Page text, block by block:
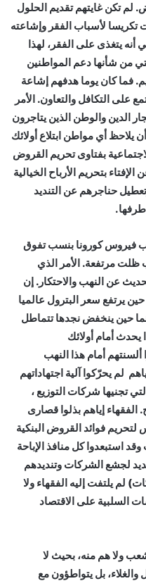
لم تكن غايتهم تقديم الحلول
تكريسا لأسباب الفقر وإشاعته
أنه يتغذى على الفقر، لهذا
من شأنها دعم المواطنين
فما كان يوما هدفهم إشاعة
على التكافل والتعاون. الأمر
الدين والوطن الذين يتاجرون
يلاحظ أي مواطن ابتلاع أولائك
بفتاوى تحريم القروض
بتحريم الأرباح الخيالية
حناجرهم عن التنديد
فيروس كورونا بنسب تفوق
ظلت مرتفعة. الأمر الذي
عن النهب والاحتكار. إن
يرتفع سعر البترول عالميا
حين ينخفض نجدها تتماطل
أمام أولائك
ألسنتهم أمام هذا النهب
لم يحرّكوا آلية اجتهاداتهم
تجنيها شركات التوزيع ،
الفقهاء إياهم بذلوا قصارى
فوائد القروض البنكية
استبعدوا كل منافذ الإباحة
لجشع الشركات وتنديدهم
لم يلتفت إليه الفقهاء ولا
السلبية على الاقتصاد
ولا هم منه، بحيث لا
والغلاء، بل يتواطؤون مع